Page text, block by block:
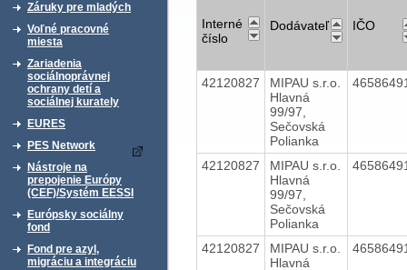
Záruky pre mladých
Voľné pracovné
miesta
Zariadenia
sociálnoprávnej
ochrany detí a
sociálnej kurately
EURES
PES Network
Nástroje na
prepojenie Európy
(CEF)/Systém EESSI
Európsky sociálny
fond
Fond pre azyl,
migráciu a integráciu
Interné
číslo
Dodávateľ IČO
42120827
MIPAU s.r.o.
Hlavná
99/97,
Sečovská
Polianka
42120827
MIPAU s.r.o.
Hlavná
99/97,
Sečovská
Polianka
42120827
MIPAU s.r.o.
Hlavná